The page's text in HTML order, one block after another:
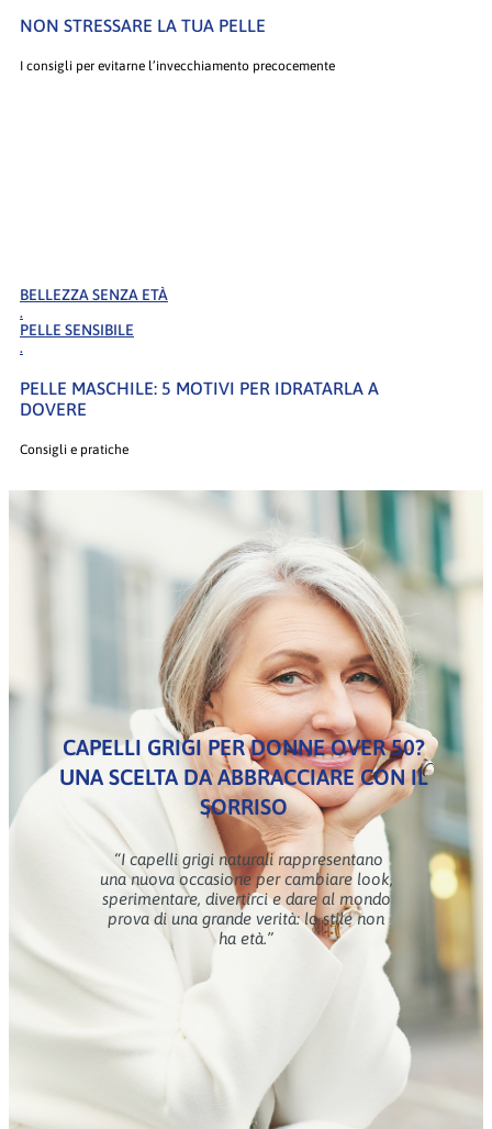
NON STRESSARE LA TUA PELLE
I consigli per evitarne l’invecchiamento precocemente
BELLEZZA SENZA ETÀ
.
PELLE SENSIBILE
.
PELLE MASCHILE: 5 MOTIVI PER IDRATARLA A
DOVERE
Consigli e pratiche
CAPELLI GRIGI PER DONNE OVER 50?
UNA SCELTA DA ABBRACCIARE CON IL
SORRISO
“I capelli grigi naturali rappresentano
una nuova occasione per cambiare look,
sperimentare, divertirci e dare al mondo
prova di una grande verità: lo stile non
ha età.”